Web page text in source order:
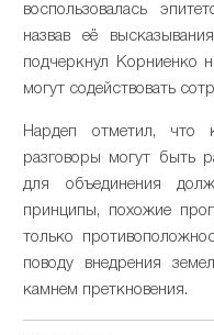
воспользовалась
назвав её
подчеркнул Корниенко
могут содействовать
Нардеп отметил, что
разговоры могут быть
для объединения
принципы, похожие
только
поводу внедрения
камнем преткновения.